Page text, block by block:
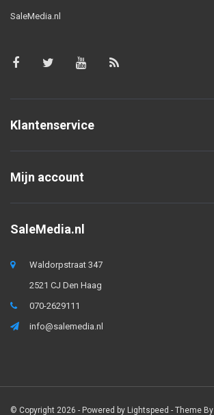
SaleMedia.nl
Klantenservice
Mijn account
SaleMedia.nl
Waldorpstraat 347
2521 CJ Den Haag
070-2629111
info@salemedia.nl
© Copyright 2026 - Powered by Lightspeed - Theme By